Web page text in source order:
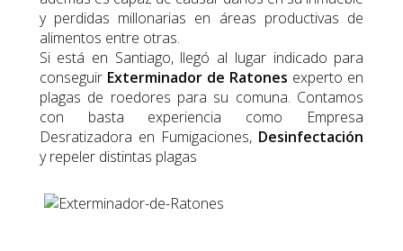
y perdidas millonarias en áreas productivas de
alimentos entre otras.
Si está en Santiago, llegó al lugar indicado para
conseguir Exterminador de Ratones experto en
plagas de roedores para su comuna. Contamos
con basta experiencia como Empresa
Desratizadora en Fumigaciones, Desinfectación
y repeler distintas plagas